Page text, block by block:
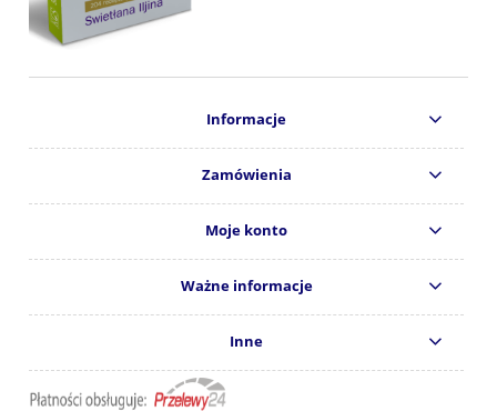
Informacje
Zamówienia
Moje konto
Ważne informacje
Inne